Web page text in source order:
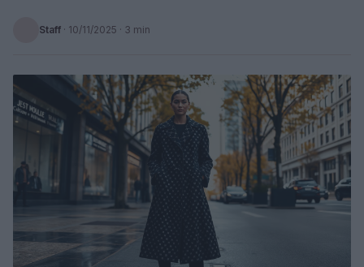
Staff · 10/11/2025 · 3 min